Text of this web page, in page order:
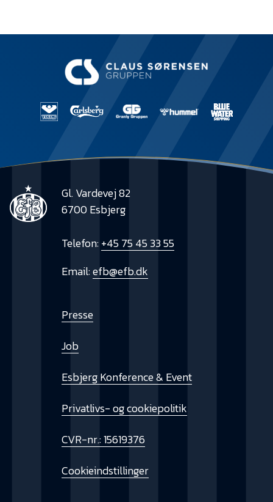
Gl. Vardevej 82
6700 Esbjerg
Telefon:+45 75 45 33 55
Email:efb@efb.dk
Presse
Job
Esbjerg Konference & Event
Privatlivs- og cookiepolitik
CVR-nr.: 15619376
Cookieindstillinger